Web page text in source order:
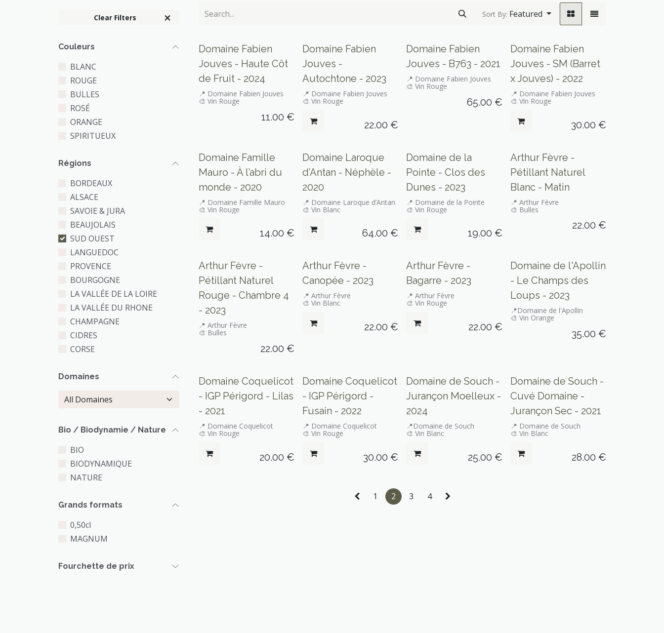
Clear Filters
Couleurs
BLANC
ROUGE
BULLES
ROSÉ
ORANGE
SPIRITUEUX
Régions
BORDEAUX
ALSACE
SAVOIE & JURA
BEAUJOLAIS
SUD OUEST
LANGUEDOC
PROVENCE
BOURGOGNE
LA VALLÉE DE LA LOIRE
LA VALLÉE DU RHONE
CHAMPAGNE
CIDRES
CORSE
Domaines
Bio / Biodynamie / Nature
BIO
BIODYNAMIQUE
NATURE
Grands formats
0,50cl
MAGNUM
Fourchette de prix
Sort By: Featured
Domaine Fabien
Jouves - Haute Côt
de Fruit - 2024
📍 Domaine Fabien Jouves
🎨 Vin Rouge
11.00 €
Domaine Fabien
Jouves -
Autochtone - 2023
📍 Domaine Fabien Jouves
🎨 Vin Rouge
22.00 €
Domaine Fabien
Jouves - B763 - 2021
📍 Domaine Fabien Jouves
🎨 Vin Rouge
65.00 €
Domaine Fabien
Jouves - SM (Barret
x Jouves) - 2022
📍 Domaine Fabien Jouves
🎨 Vin Rouge
30.00 €
Domaine Famille
Mauro - À l’abri du
monde - 2020
📍 Domaine Famille Mauro
🎨 Vin Rouge
14.00 €
Domaine Laroque
d’Antan - Néphèle -
2020
📍 Domaine Laroque d’Antan
🎨 Vin Blanc
64.00 €
Domaine de la
Pointe - Clos des
Dunes - 2023
📍 Domaine de la Pointe
🎨 Vin Rouge
19.00 €
Arthur Fèvre -
Pétillant Naturel
Blanc - Matin
📍 Arthur Fèvre
🎨 Bulles
22.00 €
Arthur Fèvre -
Pétillant Naturel
Rouge - Chambre 4
- 2023
📍 Arthur Fèvre
🎨 Bulles
22.00 €
Seulement sur place
Arthur Fèvre -
Canopée - 2023
📍 Arthur Fèvre
🎨 Vin Blanc
22.00 €
Arthur Fèvre -
Bagarre - 2023
📍 Arthur Fèvre
🎨 Vin Rouge
22.00 €
Seulement sur place
Domaine de l'Apollin
- Le Champs des
Loups - 2023
📍Domaine de l'Apollin
🎨 Vin Orange
35.00 €
Domaine Coquelicot
- IGP Périgord - Lilas
- 2021
📍 Domaine Coquelicot
🎨 Vin Rouge
20.00 €
Domaine Coquelicot
- IGP Périgord -
Fusain - 2022
📍 Domaine Coquelicot
🎨 Vin Rouge
30.00 €
Domaine de Souch -
Jurançon Moelleux -
2024
📍Domaine de Souch
🎨 Vin Blanc
25.00 €
Domaine de Souch -
Cuvé Domaine -
Jurançon Sec - 2021
📍 Domaine de Souch
🎨 Vin Blanc
28.00 €
1 2 3 4